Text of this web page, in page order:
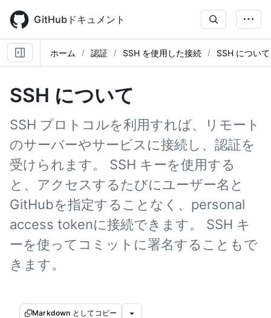
main
content
GitHubドキュメント
ホーム 認証 SSH を使用した接続 SSH について
SSH について
SSH プロトコルを利用すれば、リモート
のサーバーやサービスに接続し、認証を
受けられます。 SSH キーを使用する
と、アクセスするたびにユーザー名と
GitHubを指定することなく、personal
access tokenに接続できます。 SSH キ
ーを使ってコミットに署名することもで
きます。
Markdown としてコピー